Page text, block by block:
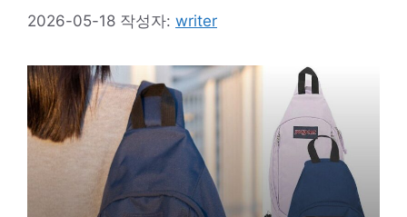
2026-05-18 작성자: writer